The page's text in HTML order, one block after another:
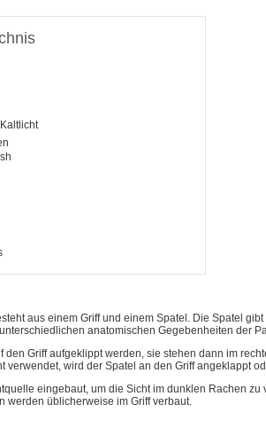
aus einem Griff und einem Spatel. Die Spatel
anatomischen Gegebenheiten der
den Griff aufgeklippt werden, sie stehen dann im
verwendet, wird der Spatel an den Griff angeklappt
eingebaut, um die Sicht im dunklen Rachen zu
werden üblicherweise im Griff verbaut.